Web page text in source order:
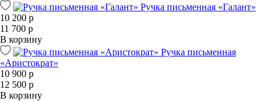
Ручка письменная «Галант»
10 200 р
11 700 р
В корзину
Ручка письменная
«Аристократ»
10 900 р
12 500 р
В корзину